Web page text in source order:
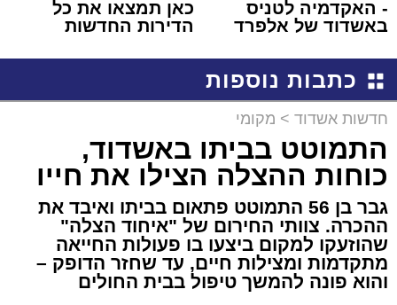
- האקדמיה לטניס
באשדוד של אלפרד
כאן תמצאו את כל
הדירות החדשות
כתבות נוספות
חדשות אשדוד > מקומי
התמוטט בביתו באשדוד,
כוחות ההצלה הצילו את חייו
גבר בן 56 התמוטט פתאום בביתו ואיבד את
ההכרה. צוותי החירום של "איחוד הצלה"
שהוזעקו למקום ביצעו בו פעולות החייאה
מתקדמות ומצילות חיים, עד שחזר הדופק –
והוא פונה להמשך טיפול בבית החולים